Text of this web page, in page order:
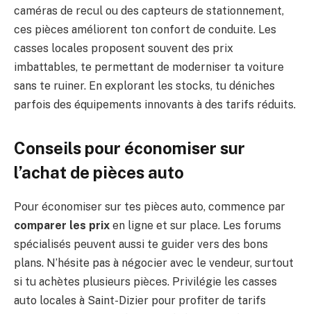
caméras de recul ou des capteurs de stationnement,
ces pièces améliorent ton confort de conduite. Les
casses locales proposent souvent des prix
imbattables, te permettant de moderniser ta voiture
sans te ruiner. En explorant les stocks, tu déniches
parfois des équipements innovants à des tarifs réduits.
Conseils pour économiser sur
l’achat de pièces auto
Pour économiser sur tes pièces auto, commence par
comparer les prix en ligne et sur place. Les forums
spécialisés peuvent aussi te guider vers des bons
plans. N’hésite pas à négocier avec le vendeur, surtout
si tu achètes plusieurs pièces. Privilégie les casses
auto locales à Saint-Dizier pour profiter de tarifs